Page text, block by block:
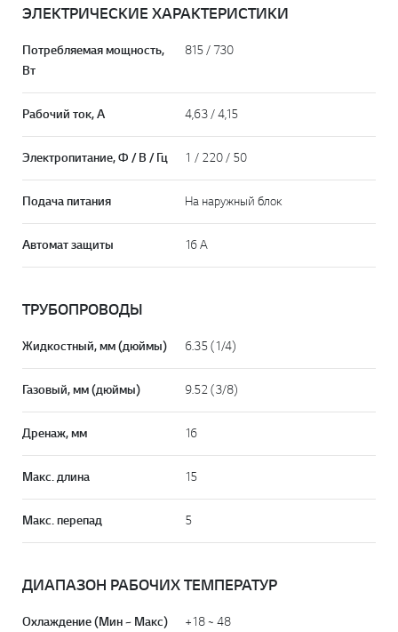
ЭЛЕКТРИЧЕСКИЕ ХАРАКТЕРИСТИКИ
Потребляемая мощность,
Вт
815 / 730
Рабочий ток, А 4,63 / 4,15
Электропитание, Ф / В / Гц 1 / 220 / 50
Подача питания На наружный блок
Автомат защиты 16 А
ТРУБОПРОВОДЫ
Жидкостный, мм (дюймы) 6.35 (1/4)
Газовый, мм (дюймы) 9.52 (3/8)
Дренаж, мм 16
Макс. длина 15
Макс. перепад 5
ДИАПАЗОН РАБОЧИХ ТЕМПЕРАТУР
Охлаждение (Мин ~ Макс) +18 ~ 48